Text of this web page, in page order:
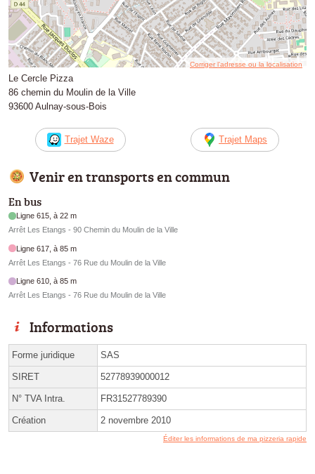
Corriger l’adresse ou la localisation
Le Cercle Pizza
86 chemin du Moulin de la Ville
93600 Aulnay-sous-Bois
Trajet Waze Trajet Maps
Venir en transports en commun
En bus
Ligne 615, à 22 m
Arrêt Les Etangs - 90 Chemin du Moulin de la Ville
Ligne 617, à 85 m
Arrêt Les Etangs - 76 Rue du Moulin de la Ville
Ligne 610, à 85 m
Arrêt Les Etangs - 76 Rue du Moulin de la Ville
Informations
Forme juridique SAS
SIRET 52778939000012
N° TVA Intra. FR31527789390
Création 2 novembre 2010
Éditer les informations de ma pizzeria rapide